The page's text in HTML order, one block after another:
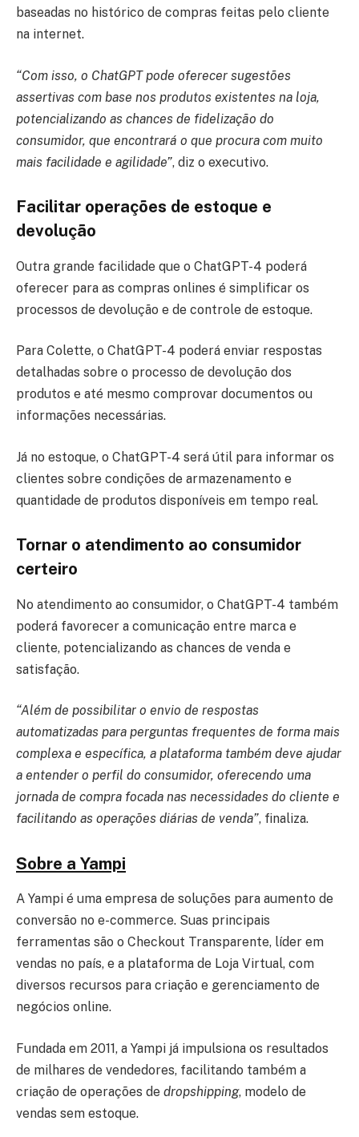
baseadas no histórico de compras feitas pelo cliente
na internet.
“Com isso, o ChatGPT pode oferecer sugestões
assertivas com base nos produtos existentes na loja,
potencializando as chances de fidelização do
consumidor, que encontrará o que procura com muito
mais facilidade e agilidade”, diz o executivo.
Facilitar operações de estoque e
devolução
Outra grande facilidade que o ChatGPT-4 poderá
oferecer para as compras onlines é simplificar os
processos de devolução e de controle de estoque.
Para Colette, o ChatGPT-4 poderá enviar respostas
detalhadas sobre o processo de devolução dos
produtos e até mesmo comprovar documentos ou
informações necessárias.
Já no estoque, o ChatGPT-4 será útil para informar os
clientes sobre condições de armazenamento e
quantidade de produtos disponíveis em tempo real.
Tornar o atendimento ao consumidor
certeiro
No atendimento ao consumidor, o ChatGPT-4 também
poderá favorecer a comunicação entre marca e
cliente, potencializando as chances de venda e
satisfação.
“Além de possibilitar o envio de respostas
automatizadas para perguntas frequentes de forma mais
complexa e específica, a plataforma também deve ajudar
a entender o perfil do consumidor, oferecendo uma
jornada de compra focada nas necessidades do cliente e
facilitando as operações diárias de venda”, finaliza.
Sobre a Yampi
A Yampi é uma empresa de soluções para aumento de
conversão no e-commerce. Suas principais
ferramentas são o Checkout Transparente, líder em
vendas no país, e a plataforma de Loja Virtual, com
diversos recursos para criação e gerenciamento de
negócios online.
Fundada em 2011, a Yampi já impulsiona os resultados
de milhares de vendedores, facilitando também a
criação de operações de dropshipping, modelo de
vendas sem estoque.